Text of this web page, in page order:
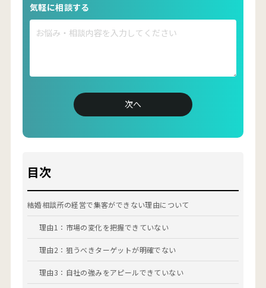
Google アナリティクス認定資格（GAIQ）
Google 広告検索認定資格
Google 広告ディスプレイ認定資格
X（旧Twitter）：
気軽に相談する
次へ
目次
結婚相談所の経営で集客ができない理由について
理由1：市場の変化を把握できていない
理由2：狙うべきターゲットが明確でない
理由3：自社の強みをアピールできていない